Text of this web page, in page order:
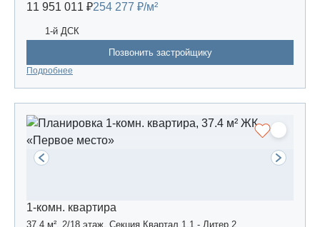
11 951 011 ₽254 277 ₽/м²
1-й ДСК
Позвонить застройщику
Подробнее
1-комн. квартира
37.4 м², 2/18 этаж, Секция Квартал 1.1 - Литер 2